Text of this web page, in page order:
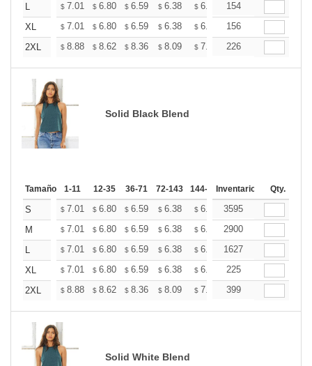
L
$ 7.01 $ 6.80 $ 6.59 $ 6.38 $ 6.18 $6.07
154
XL
$ 7.01 $ 6.80 $ 6.59 $ 6.38 $ 6.18 $6.07
156
2XL
$ 8.88 $ 8.62 $ 8.36 $ 8.09 $ 7.83 $7.70
226
Solid Black Blend
Tamaño 1-11 12-35 36-71 72-143 144-287 288 + Mas
Inventario Qty.
S $ 7.01 $ 6.80 $ 6.59 $ 6.38 $ 6.18 $6.07
3595
M
$ 7.01 $ 6.80 $ 6.59 $ 6.38 $ 6.18 $6.07
2900
L
$ 7.01 $ 6.80 $ 6.59 $ 6.38 $ 6.18 $6.07
1627
XL
$ 7.01 $ 6.80 $ 6.59 $ 6.38 $ 6.18 $6.07
225
2XL
$ 8.88 $ 8.62 $ 8.36 $ 8.09 $ 7.83 $7.70
399
Solid White Blend